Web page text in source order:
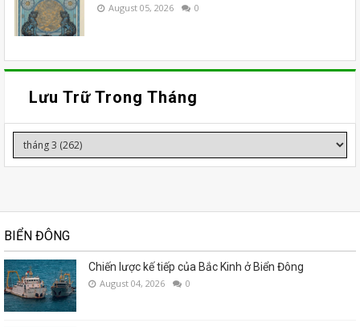
August 05, 2026 0
Lưu Trữ Trong Tháng
BIỂN ĐÔNG
Chiến lược kế tiếp của Bắc Kinh ở Biển Đông
August 04, 2026 0